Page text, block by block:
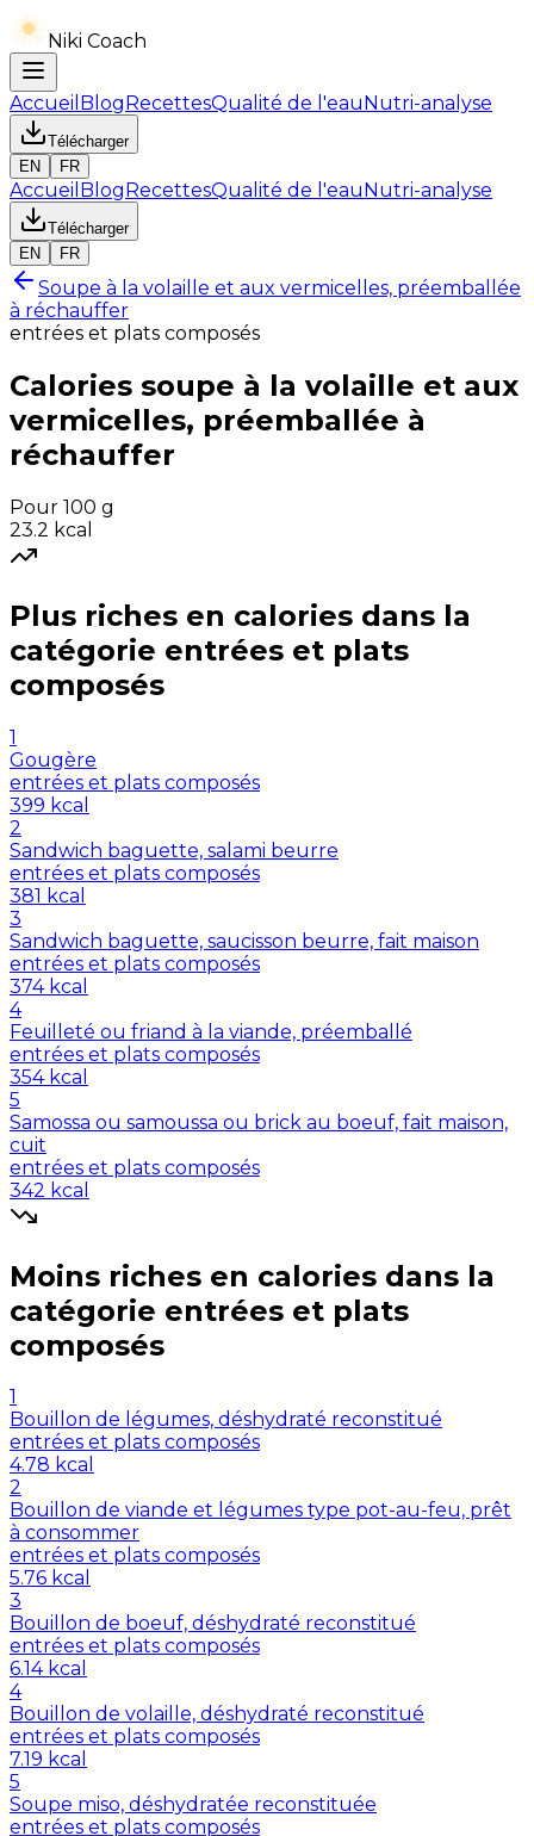
Niki Coach
Accueil BlogRecettesQualité de l'eauNutri-analyse
Télécharger
EN
FR
Accueil BlogRecettesQualité de l'eauNutri-analyse
Télécharger
EN
FR
Soupe à la volaille et aux vermicelles, préemballée
à réchauffer
entrées et plats composés
Calories soupe à la volaille et aux
vermicelles, préemballée à
réchauffer
Pour 100 g
23.2 kcal
Plus riches en calories dans la
catégorie entrées et plats
composés
1
Gougère
entrées et plats composés
399 kcal
2
Sandwich baguette, salami beurre
entrées et plats composés
381 kcal
3
Sandwich baguette, saucisson beurre, fait maison
entrées et plats composés
374 kcal
4
Feuilleté ou friand à la viande, préemballé
entrées et plats composés
354 kcal
5
Samossa ou samoussa ou brick au boeuf, fait maison,
cuit
entrées et plats composés
342 kcal
Moins riches en calories dans la
catégorie entrées et plats
composés
1
Bouillon de légumes, déshydraté reconstitué
entrées et plats composés
4.78 kcal
2
Bouillon de viande et légumes type pot-au-feu, prêt
à consommer
entrées et plats composés
5.76 kcal
3
Bouillon de boeuf, déshydraté reconstitué
entrées et plats composés
6.14 kcal
4
Bouillon de volaille, déshydraté reconstitué
entrées et plats composés
7.19 kcal
5
Soupe miso, déshydratée reconstituée
entrées et plats composés